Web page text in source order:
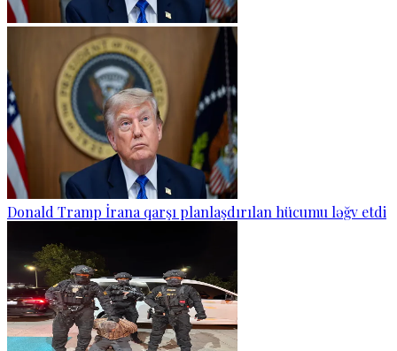
Donald Tramp İrana qarşı planlaşdırılan hücumu ləğv etdi